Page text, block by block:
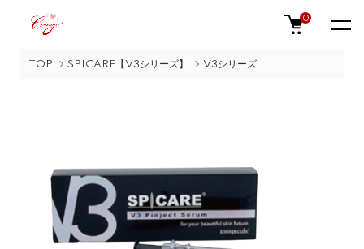
0
TOP SPICARE【V3シリーズ】 V3シリーズ